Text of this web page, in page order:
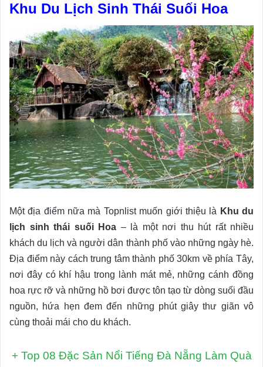
Khu Du Lịch Sinh Thái Suối Hoa
Một địa điểm nữa mà Topnlist muốn giới thiệu là Khu du
lịch sinh thái suối Hoa – là một nơi thu hút rất nhiều
khách du lịch và người dân thành phố vào những ngày hè.
Địa điểm này cách trung tâm thành phố 30km về phía Tây,
nơi đây có khí hậu trong lành mát mẻ, những cánh đồng
hoa rực rỡ và những hồ bơi được tôn tạo từ dòng suối đầu
nguồn, hứa hẹn đem đến những phút giây thư giãn vô
cùng thoải mái cho du khách.
+ Top 08 Đặc Sản Nổi Tiếng Đà Nẵng Làm Quà